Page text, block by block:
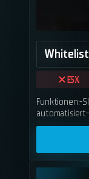
ESX
Funktionen:-